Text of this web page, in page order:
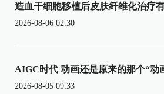
造血干细胞移植后皮肤纤维化治疗
2026-08-06 02:30
AIGC时代 动画还是原来的那个“动
2026-08-05 09:33